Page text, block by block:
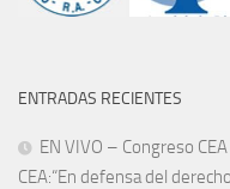
ENTRADAS RECIENTES
EN VIVO – Congreso
CEA:“En defensa del